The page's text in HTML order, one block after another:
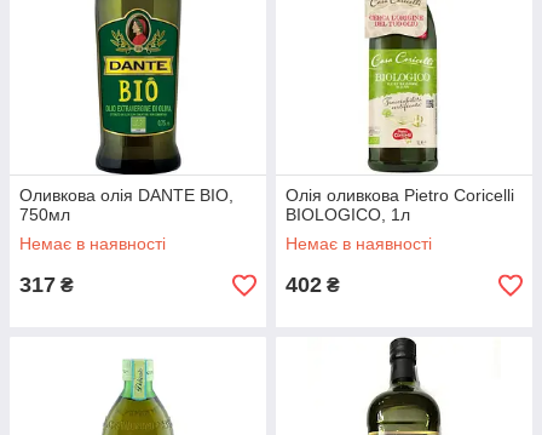
Оливкова олія DANTE BIO,
750мл
Немає в наявності
317 ₴
Олія оливкова Pietro Coricelli
BIOLOGICO, 1л
Немає в наявності
402 ₴